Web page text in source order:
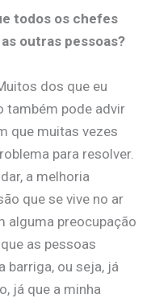
todos os chefes
outras pessoas?
dos que eu
também pode advir
que muitas vezes
para resolver.
a melhoria
que se vive no ar
alguma preocupação
as pessoas
barriga, ou seja, já
já que a minha